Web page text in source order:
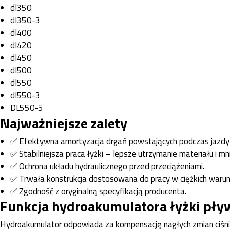
dl350
dl350-3
dl400
dl420
dl450
dl500
dl550
dl550-3
DL550-5
Najważniejsze zalety
✅ Efektywna amortyzacja drgań powstających podczas jazdy
✅ Stabilniejsza praca łyżki – lepsze utrzymanie materiału i
✅ Ochrona układu hydraulicznego przed przeciążeniami.
✅ Trwała konstrukcja dostosowana do pracy w ciężkich
✅ Zgodność z oryginalną specyfikacją producenta.
Funkcja hydroakumulatora łyżki
Hydroakumulator odpowiada za kompensację nagłych zmian